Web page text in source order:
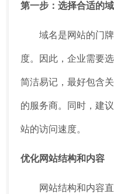
第一步：选择合适的
域名是网站的门
度。因此，企业需要
简洁易记，最好包含
的服务商。同时，建
站的访问速度。
优化网站结构和内容
网站结构和内容